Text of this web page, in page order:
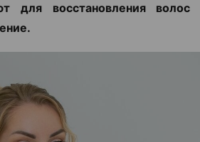
для восстановления